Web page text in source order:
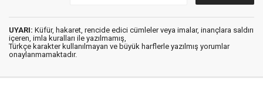
UYARI: Küfür, hakaret, rencide edici cümleler veya imalar, inançlara saldırı
içeren, imla kuralları ile yazılmamış,
Türkçe karakter kullanılmayan ve büyük harflerle yazılmış yorumlar
onaylanmamaktadır.